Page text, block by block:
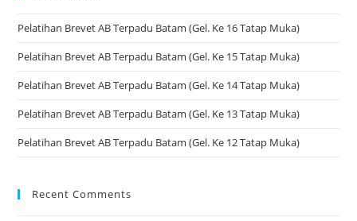
Pelatihan Brevet AB Terpadu Batam (Gel. Ke 16 Tatap Muka)
Pelatihan Brevet AB Terpadu Batam (Gel. Ke 15 Tatap Muka)
Pelatihan Brevet AB Terpadu Batam (Gel. Ke 14 Tatap Muka)
Pelatihan Brevet AB Terpadu Batam (Gel. Ke 13 Tatap Muka)
Pelatihan Brevet AB Terpadu Batam (Gel. Ke 12 Tatap Muka)
Recent Comments